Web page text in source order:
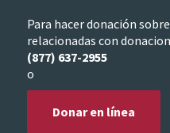
Para hacer donación
relacionadas con
(877) 637-2955
o
Donar en línea